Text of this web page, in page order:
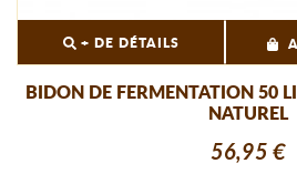
+ DE DÉTAILS
BIDON DE FERMENTATION 50
NATUREL
56,95 €